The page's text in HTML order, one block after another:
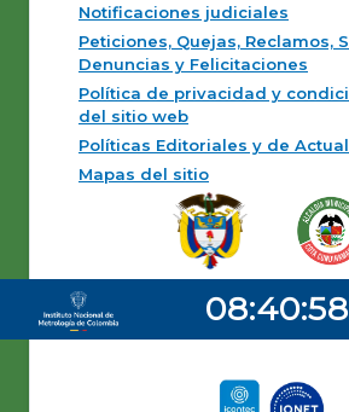
Notificaciones judiciales
Peticiones, Quejas, Reclamos,
Denuncias y Felicitaciones
Política de privacidad y
del sitio web
Políticas Editoriales y de
Mapas del sitio